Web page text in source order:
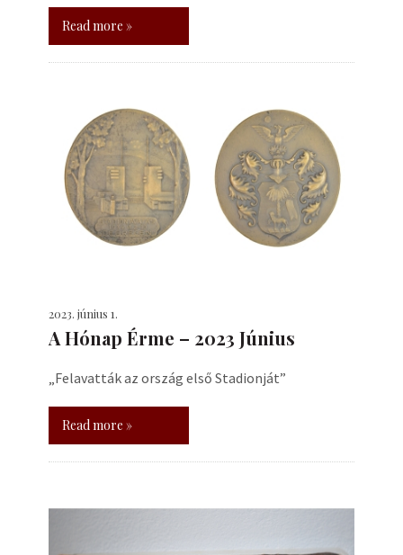
Read more »
2023. június 1.
A Hónap Érme – 2023 Június
„Felavatták az ország első Stadionját”
Read more »